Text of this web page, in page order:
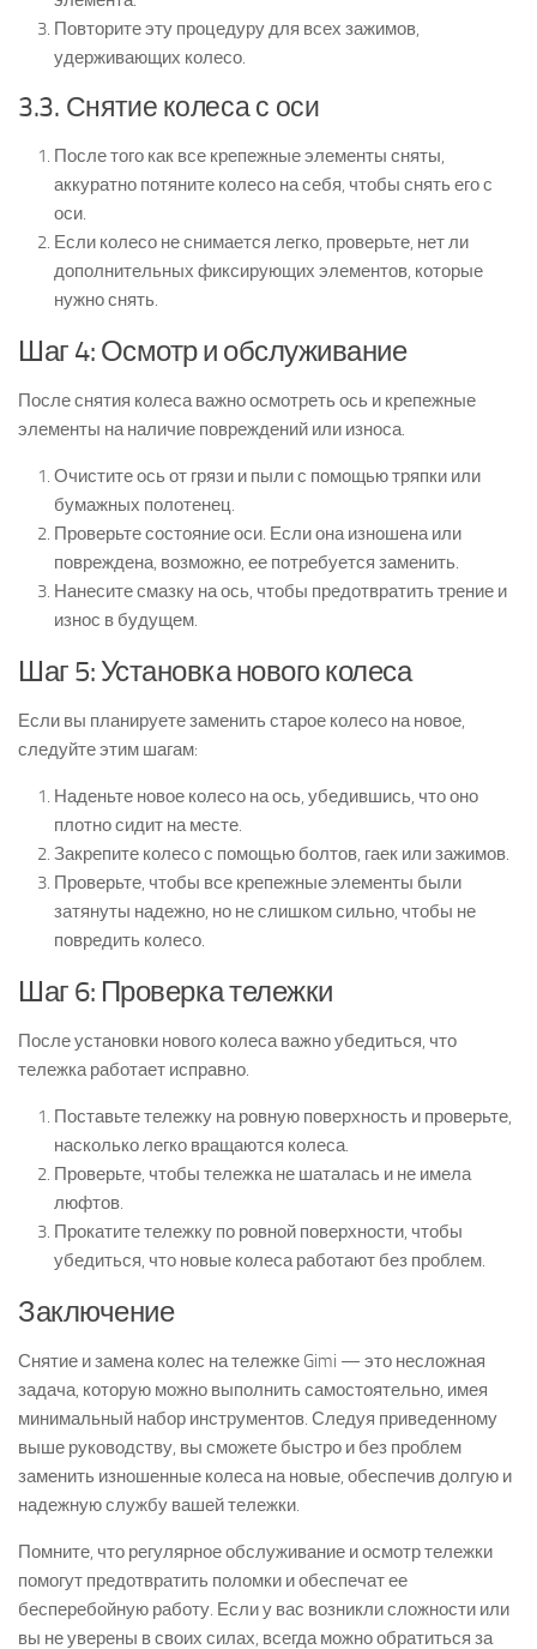
Повторите эту процедуру для всех зажимов,
удерживающих колесо.
3.3. Снятие колеса с оси
После того как все крепежные элементы сняты,
аккуратно потяните колесо на себя, чтобы снять его с
оси.
Если колесо не снимается легко, проверьте, нет ли
дополнительных фиксирующих элементов, которые
нужно снять.
Шаг 4: Осмотр и обслуживание
После снятия колеса важно осмотреть ось и крепежные
элементы на наличие повреждений или износа.
Очистите ось от грязи и пыли с помощью тряпки или
бумажных полотенец.
Проверьте состояние оси. Если она изношена или
повреждена, возможно, ее потребуется заменить.
Нанесите смазку на ось, чтобы предотвратить трение и
износ в будущем.
Шаг 5: Установка нового колеса
Если вы планируете заменить старое колесо на новое,
следуйте этим шагам:
Наденьте новое колесо на ось, убедившись, что оно
плотно сидит на месте.
Закрепите колесо с помощью болтов, гаек или зажимов.
Проверьте, чтобы все крепежные элементы были
затянуты надежно, но не слишком сильно, чтобы не
повредить колесо.
Шаг 6: Проверка тележки
После установки нового колеса важно убедиться, что
тележка работает исправно.
Поставьте тележку на ровную поверхность и проверьте,
насколько легко вращаются колеса.
Проверьте, чтобы тележка не шаталась и не имела
люфтов.
Прокатите тележку по ровной поверхности, чтобы
убедиться, что новые колеса работают без проблем.
Заключение
Снятие и замена колес на тележке Gimi — это несложная
задача, которую можно выполнить самостоятельно, имея
минимальный набор инструментов. Следуя приведенному
выше руководству, вы сможете быстро и без проблем
заменить изношенные колеса на новые, обеспечив долгую и
надежную службу вашей тележки.
Помните, что регулярное обслуживание и осмотр тележки
помогут предотвратить поломки и обеспечат ее
бесперебойную работу. Если у вас возникли сложности или
вы не уверены в своих силах, всегда можно обратиться за